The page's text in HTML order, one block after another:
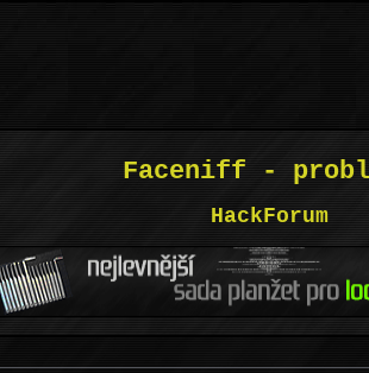
Faceniff -
HackForum